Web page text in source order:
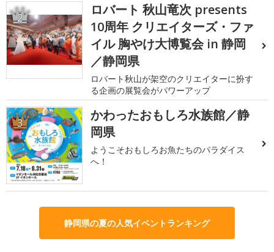
2
ロバート 秋山竜次 presents
10周年 クリエイターズ・ファ
イル 胸やけ大博覧会 in 静岡
／静岡県
ロバート秋山が架空のクリエイターに扮す
る企画の展覧会がパワーアップ
3
かわったおもしろ水族館／静
岡県
ようこそおもしろお魚たちのパラダイス
へ！
静岡県の夏の人気イベントランキング